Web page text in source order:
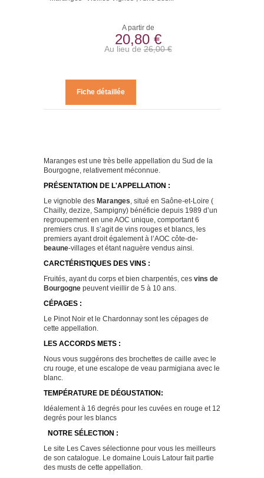
A partir de
20,80 €
Au lieu de26,00 €
Fiche détaillée
Maranges est une très belle appellation du Sud de la
Bourgogne, relativement méconnue.
PRÉSENTATION DE L'APPELLATION :
Le vignoble des Maranges, situé en Saône-et-Loire (
Chailly, dezize, Sampigny) bénéficie depuis 1989 d’un
regroupement en une AOC unique, comportant 6
premiers crus. Il s’agit de vins rouges et blancs, les
premiers ayant droit également à l’AOC côte-de-
beaune-villages et étant naguère vendus ainsi.
CARCTÉRISTIQUES DES VINS :
Fruités, ayant du corps et bien charpentés, ces vins de
Bourgogne peuvent vieillir de 5 à 10 ans.
CÉPAGES :
Le Pinot Noir et le Chardonnay sont les cépages de
cette appellation.
LES ACCORDS METS :
Nous vous suggérons des brochettes de caille avec le
cru rouge, et une escalope de veau parmigiana avec le
blanc.
TEMPÉRATURE DE DÉGUSTATION:
Idéalement à 16 degrés pour les cuvées en rouge et 12
degrés pour les blancs
NOTRE SÉLECTION :
Le site Les Caves sélectionne pour vous les meilleurs
de son catalogue. Le domaine Louis Latour fait partie
des musts de cette appellation.